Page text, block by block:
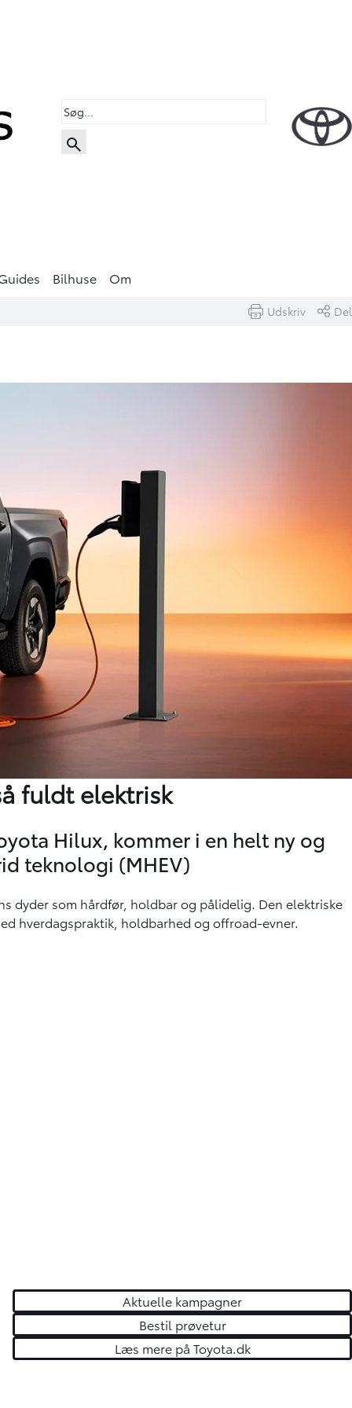
Bilhuse Om
Udskriv Del
fuldt elektrisk
Hilux, kommer i en helt ny og
teknologi (MHEV)
dyder som hårdfør, holdbar og pålidelig. Den elektriske
hverdagspraktik, holdbarhed og offroad-evner.
Aktuelle kampagner
Bestil prøvetur
Læs mere på Toyota.dk